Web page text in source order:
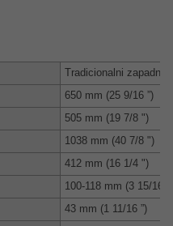
Tradicionalni
650 mm (25 9/16 ”)
505 mm (19 7/8 ")
1038 mm (40 7/8 ")
412 mm (16 1/4 ")
100-118 mm (3 15/16
43 mm (1 11/16 ”)